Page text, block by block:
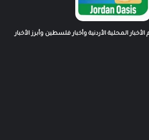
المحلية الأردنية وأخبار فلسطين وأبرز الأخبار